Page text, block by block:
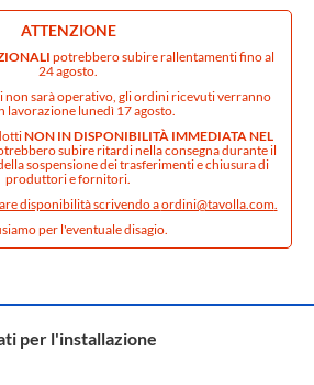
ATTENZIONE
potrebbero subire rallentamenti fino al
24 agosto.
non sarà operativo, gli ordini ricevuti verranno
lavorazione lunedì 17 agosto.
NON IN DISPONIBILITÀ IMMEDIATA NEL
subire ritardi nella consegna durante il
sospensione dei trasferimenti e chiusura di
produttori e fornitori.
disponibilità scrivendo aordini@tavolla.com.
per l'eventuale disagio.
per l'installazione